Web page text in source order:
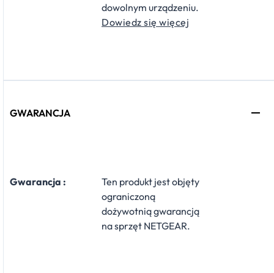
dowolnym urządzeniu.
Dowiedz się więcej
GWARANCJA
Gwarancja :
Ten produkt jest objęty
ograniczoną
dożywotnią gwarancją
na sprzęt NETGEAR.